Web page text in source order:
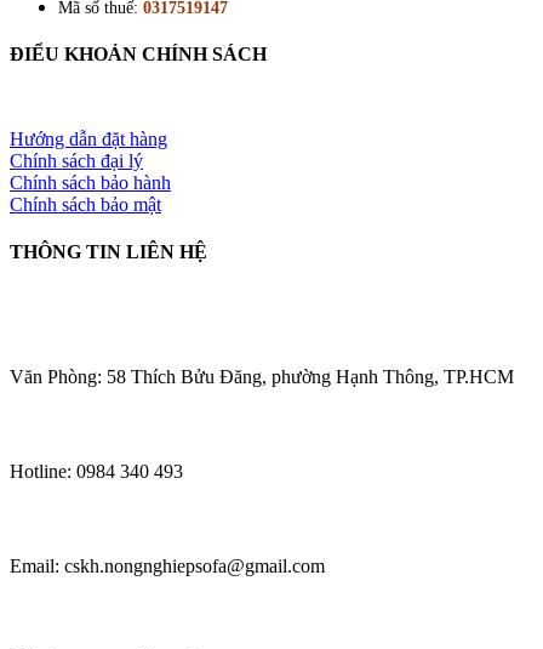
Mã số thuế: 0317519147
ĐIỂU KHOẢN CHÍNH SÁCH
Hướng dẫn đặt hàng
Chính sách đại lý
Chính sách bảo hành
Chính sách bảo mật
THÔNG TIN LIÊN HỆ
Văn Phòng: 58 Thích Bửu Đăng, phường Hạnh Thông, TP.HCM
Hotline: 0984 340 493
Email: cskh.nongnghiepsofa@gmail.com